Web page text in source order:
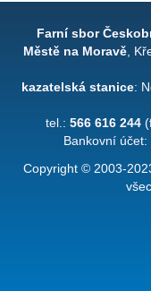
Farní sbor
Městě na Moravě ,
kazatelská stanice:
tel.: 566 616 244
Bankovní účet:
Copyright © 2003-